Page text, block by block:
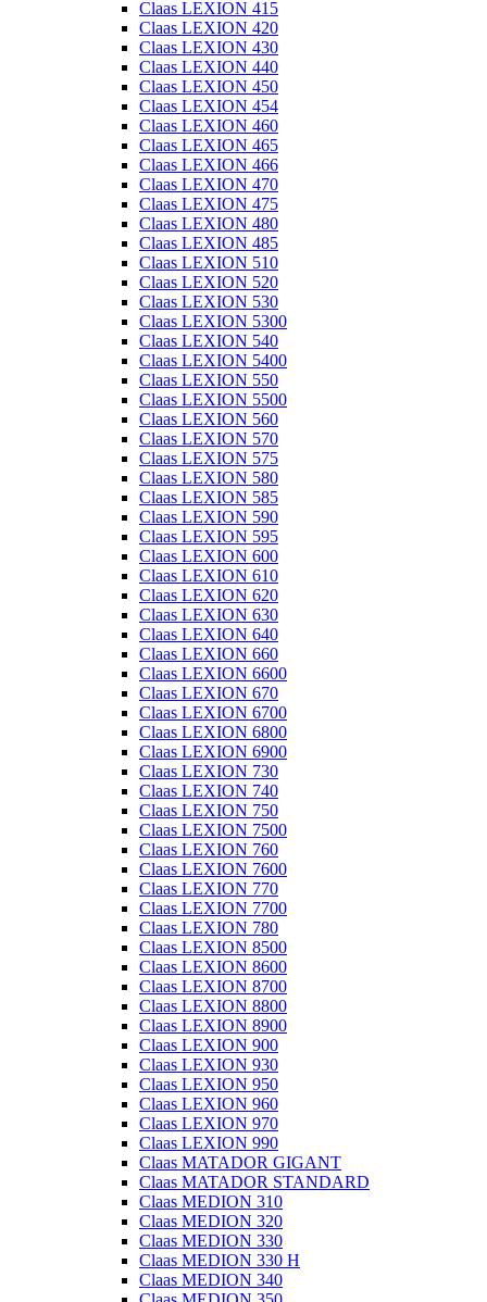
Claas LEXION 415
Claas LEXION 420
Claas LEXION 430
Claas LEXION 440
Claas LEXION 450
Claas LEXION 454
Claas LEXION 460
Claas LEXION 465
Claas LEXION 466
Claas LEXION 470
Claas LEXION 475
Claas LEXION 480
Claas LEXION 485
Claas LEXION 510
Claas LEXION 520
Claas LEXION 530
Claas LEXION 5300
Claas LEXION 540
Claas LEXION 5400
Claas LEXION 550
Claas LEXION 5500
Claas LEXION 560
Claas LEXION 570
Claas LEXION 575
Claas LEXION 580
Claas LEXION 585
Claas LEXION 590
Claas LEXION 595
Claas LEXION 600
Claas LEXION 610
Claas LEXION 620
Claas LEXION 630
Claas LEXION 640
Claas LEXION 660
Claas LEXION 6600
Claas LEXION 670
Claas LEXION 6700
Claas LEXION 6800
Claas LEXION 6900
Claas LEXION 730
Claas LEXION 740
Claas LEXION 750
Claas LEXION 7500
Claas LEXION 760
Claas LEXION 7600
Claas LEXION 770
Claas LEXION 7700
Claas LEXION 780
Claas LEXION 8500
Claas LEXION 8600
Claas LEXION 8700
Claas LEXION 8800
Claas LEXION 8900
Claas LEXION 900
Claas LEXION 930
Claas LEXION 950
Claas LEXION 960
Claas LEXION 970
Claas LEXION 990
Claas MATADOR GIGANT
Claas MATADOR STANDARD
Claas MEDION 310
Claas MEDION 320
Claas MEDION 330
Claas MEDION 330 H
Claas MEDION 340